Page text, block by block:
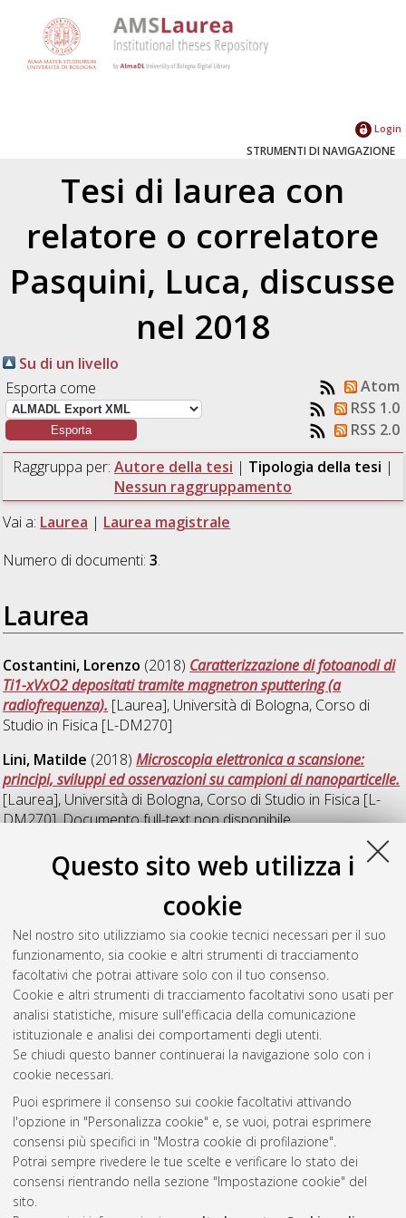
Questo sito web utilizza i
cookie
Nel nostro sito utilizziamo sia cookie tecnici necessari per il suo
funzionamento, sia cookie e altri strumenti di tracciamento
facoltativi che potrai attivare solo con il tuo consenso.
Cookie e altri strumenti di tracciamento facoltativi sono usati per
analisi statistiche, misure sull'efficacia della comunicazione
istituzionale e analisi dei comportamenti degli utenti.
Se chiudi questo banner continuerai la navigazione solo con i
cookie necessari.
Puoi esprimere il consenso sui cookie facoltativi attivando
l'opzione in "Personalizza cookie" e, se vuoi, potrai esprimere
consensi più specifici in "Mostra cookie di profilazione".
Potrai sempre rivedere le tue scelte e verificare lo stato dei
consensi rientrando nella sezione "Impostazione cookie" del
sito.
Login
STRUMENTI DI NAVIGAZIONE
Tesi di laurea con
relatore o correlatore
Pasquini, Luca, discusse
nel 2018
Su di un livello
Esporta come
Atom
RSS 1.0
RSS 2.0
Raggruppa per: Autore della tesi | Tipologia della tesi |
Nessun raggruppamento
Vai a: Laurea | Laurea magistrale
Numero di documenti:3.
Laurea
Costantini, Lorenzo (2018) Caratterizzazione di fotoanodi di
Ti1-xVxO2 depositati tramite magnetron sputtering (a
radiofrequenza). [Laurea], Università di Bologna, Corso di
Studio in Fisica [L-DM270]
Lini, Matilde (2018)Microscopia elettronica a scansione:
principi, sviluppi ed osservazioni su campioni di nanoparticelle.
[Laurea], Università di Bologna, Corso di Studio in Fisica [L-
DM270], Documento full-text non disponibile
Laurea magistrale
magnetron sputtering per la deposizione di film sottili.[Laurea
magistrale], Università di Bologna, Corso di Studio inFisica
[LM-DM270]
Questa lista e' stata generata ilThu Aug 6 20:40:02 2026
CEST
Atom
Rss 1.0
Rss 2.0